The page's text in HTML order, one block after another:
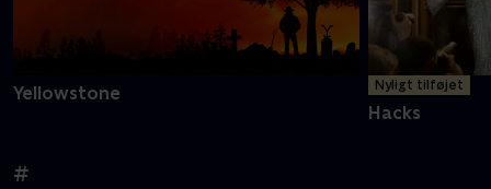
Yellowstone Nyligt tilføjet
Hacks
#